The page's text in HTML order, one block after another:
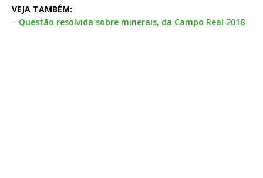
VEJA TAMBÉM:
– Questão resolvida sobre minerais, da Campo Real 2018